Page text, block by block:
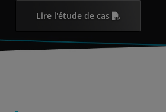
Lire l'étude de cas